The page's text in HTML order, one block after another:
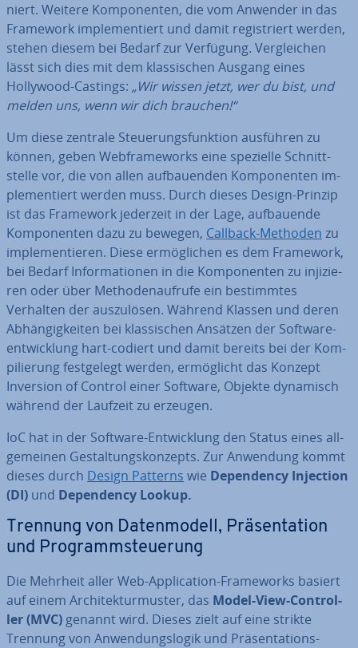
niert. Weitere Kom­po­nen­ten, die vom Anwender in das
Framework im­ple­men­tiert und damit re­gis­triert werden,
stehen diesem bei Bedarf zur Verfügung. Ver­glei­chen
lässt sich dies mit dem klas­si­schen Ausgang eines
Hollywood-Castings: „Wir wissen jetzt, wer du bist, und
melden uns, wenn wir dich brauchen!“
Um diese zentrale Steue­rungs­funk­ti­on ausführen zu
können, geben Web­frame­works eine spezielle Schnitt­
stel­le vor, die von allen auf­bau­en­den Kom­po­nen­ten im­
ple­men­tiert werden muss. Durch dieses Design-Prinzip
ist das Framework jederzeit in der Lage, auf­bau­en­de
Kom­po­nen­ten dazu zu bewegen, Callback-Methoden zu
im­ple­men­tie­ren. Diese er­mög­li­chen es dem Framework,
bei Bedarf In­for­ma­tio­nen in die Kom­po­nen­ten zu in­ji­zie­
ren oder über Me­tho­den­auf­ru­fe ein be­stimm­tes
Verhalten der aus­zu­lö­sen. Während Klassen und deren
Ab­hän­gig­kei­ten bei klas­si­schen Ansätzen der Soft­ware­
ent­wick­lung hart-codiert und damit bereits bei der Kom­
pi­lie­rung fest­ge­legt werden, er­mög­licht das Konzept
Inversion of Control einer Software, Objekte dynamisch
während der Laufzeit zu erzeugen.
IoC hat in der Software-Ent­wick­lung den Status eines all­
ge­mei­nen Ge­stal­tungs­kon­zepts. Zur Anwendung kommt
dieses durch Design Patterns wie De­pen­den­cy Injection
(DI) und De­pen­den­cy Lookup.
Trennung von Da­ten­mo­dell, Prä­sen­ta­ti­on
und Pro­gramm­steue­rung
Die Mehrheit aller Web-Ap­pli­ca­ti­on-Frame­works basiert
auf einem Ar­chi­tek­tur­mus­ter, das Model-View-Con­trol­
ler (MVC) genannt wird. Dieses zielt auf eine strikte
Trennung von An­wen­dungs­lo­gik und Prä­sen­ta­ti­ons­